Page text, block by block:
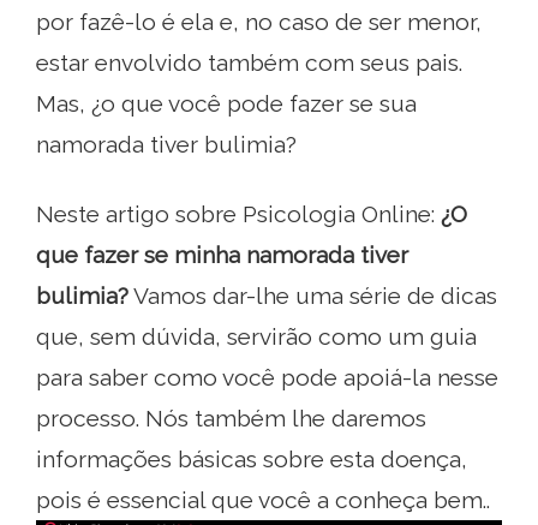
por fazê-lo é ela e, no caso de ser menor,
estar envolvido também com seus pais.
Mas, ¿o que você pode fazer se sua
namorada tiver bulimia?
Neste artigo sobre Psicologia Online: ¿O
que fazer se minha namorada tiver
bulimia?Vamos dar-lhe uma série de dicas
que, sem dúvida, servirão como um guia
para saber como você pode apoiá-la nesse
processo. Nós também lhe daremos
informações básicas sobre esta doença,
pois é essencial que você a conheça bem..